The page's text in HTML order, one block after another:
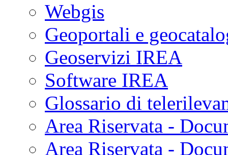
Webgis
Geoportali e
Geoservizi IREA
Software IREA
Glossario di
Area Riservata -
Area Riservata -